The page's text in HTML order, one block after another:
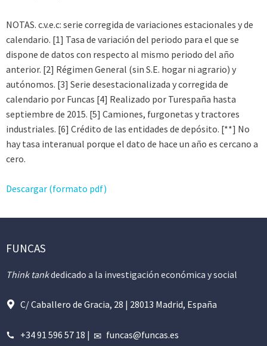
NOTAS. c.v.e.c: serie corregida de variaciones estacionales y de
calendario. [1] Tasa de variación del periodo para el que se
dispone de datos con respecto al mismo periodo del año
anterior. [2] Régimen General (sin S.E. hogar ni agrario) y
autónomos. [3] Serie desestacionalizada y corregida de
calendario por Funcas [4] Realizado por Turespaña hasta
septiembre de 2015. [5] Camiones, furgonetas y tractores
industriales. [6] Crédito de las entidades de depósito. [**] No
hay tasa interanual porque el dato de hace un año es cercano a
cero.
Descargar (formato pdf)
FUNCAS
Think tankdedicado a la investigación económica y social
C/ Caballero de Gracia, 28 | 28013 Madrid, España
+34 91 596 57 18 | funcas@funcas.es